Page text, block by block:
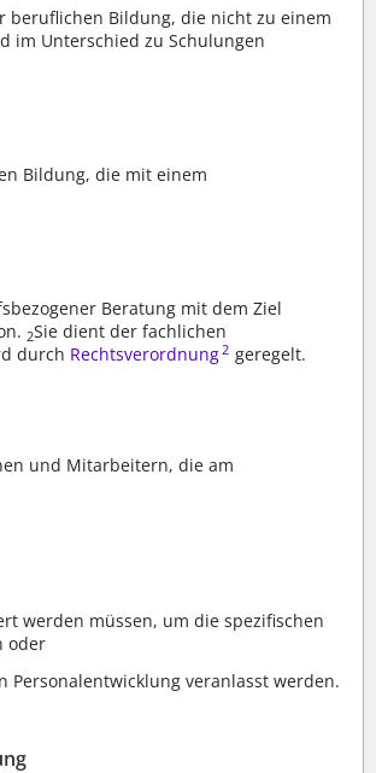
Bildung, die nicht zu einem
im Unterschied zu Schulungen
Bildung, die mit einem
Beratung mit dem Ziel
2Sie dient der fachlichen
durch Rechtsverordnung 2 geregelt.
und Mitarbeitern, die am
werden müssen, um die spezifischen
oder
veranlasst werden.